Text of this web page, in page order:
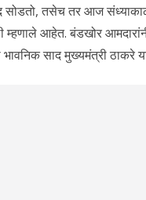
सोडतो, तसेच तर आज
आहेत. बंडखोर
साद मुख्यमंत्री ठाकरे